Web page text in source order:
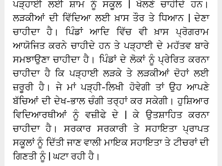
ਪੜ੍ਹਾਈ ਲਈ ਸ਼ਾਮ ਨੂੰ ਸਕੂਲ | ਖੋਲਣੇ ਚਾਹੀਦੇ ਹਨ।
ਲੜਕੀਆਂ ਦੀ ਵਿੱਦਿਆ ਲਈ ਖ਼ਾਸ ਤੌਰ ਤੇ ਧਿਆਨ | ਦੇਣਾ
ਚਾਹੀਦਾ ਹੈ। ਪਿੰਡਾਂ ਆਦਿ ਵਿੱਚ ਵੀ ਖ਼ਾਸ ਪ੍ਰੋਗਰਾਮ
ਆਯੋਜਿਤ ਕਰਨੇ ਚਾਹੀਦੇ ਹਨ ਤੇ ਪੜ੍ਹਾਈ ਦੇ ਮਹੱਤਵ ਬਾਰੇ
ਸਮਝਾਉਣਾ ਚਾਹੀਦਾ ਹੈ। ਪਿੰਡਾਂ ਦੇ ਲੋਕਾਂ ਨੂੰ ਪ੍ਰੇਰਿਤ ਕਰਨਾ
ਚਾਹੀਦਾ ਹੈ ਕਿ ਪੜ੍ਹਾਈ ਲੜਕੇ ਤੇ ਲੜਕੀਆਂ ਦੋਹਾਂ ਲਈ
ਜ਼ਰੂਰੀ ਹੈ। ਜੇ ਮਾਂ ਪੜ੍ਹੀ-ਲਿਖੀ ਹੋਵੇਗੀ ਤਾਂ ਉਹ ਆਪਣੇ
ਬੱਚਿਆਂ ਦੀ ਦੇਖ-ਭਾਲ ਚੰਗੀ ਤਰ੍ਹਾਂ ਕਰ ਸਕੇਗੀ। ਹੁਸ਼ਿਆਰ
ਵਿਦਿਆਰਥੀਆਂ ਨੂੰ ਵਜ਼ੀਫੇ ਦੇ | ਕੇ ਉਤਸ਼ਾਹਿਤ ਕਰਨਾ
ਚਾਹੀਦਾ ਹੈ। ਸਰਕਾਰ ਸਰਕਾਰੀ ਤੇ ਸਹਾਇਤਾ ਪ੍ਰਾਪਤ
ਸਕੂਲਾਂ ਨੂੰ ਦਿੱਤੀ ਜਾਣ ਵਾਲੀ ਮਾਇਕ ਸਹਾਇਤਾ ਤੇ ਟੀਚਰਾਂ ਦੀ
ਗਿਣਤੀ ਨੂੰ | ਘਟਾ ਰਹੀ ਹੈ।